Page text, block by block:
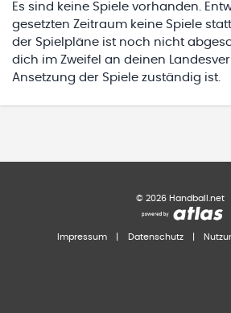
Es sind keine Spiele vorhanden.
gesetzten Zeitraum keine Spiele
der Spielpläne ist noch nicht
dich im Zweifel an deinen
Ansetzung der Spiele zuständig ist.
© 2026 Handball.net
Impressum Datenschutz